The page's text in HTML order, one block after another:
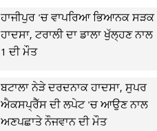
ਹਾਜੀਪੁਰ 'ਚ ਵਾਪਰਿਆ ਭਿਆਨਕ ਸੜਕ
ਹਾਦਸਾ, ਟਰਾਲੀ ਦਾ ਡਾਲਾ ਖੁੱਲ੍ਹਣ ਨਾਲ
1 ਦੀ ਮੌਤ
ਬਟਾਲਾ ਨੇੜੇ ਦਰਦਨਾਕ ਹਾਦਸਾ, ਸੁਪਰ
ਐਕਸਪ੍ਰੈੱਸ ਦੀ ਲਪੇਟ 'ਚ ਆਉਣ ਨਾਲ
ਅਣਪਛਾਤੇ ਨੌਜਵਾਨ ਦੀ ਮੌਤ